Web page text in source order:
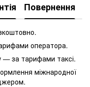
Повернення
оператора.
— за тарифами таксі.
міжнародної